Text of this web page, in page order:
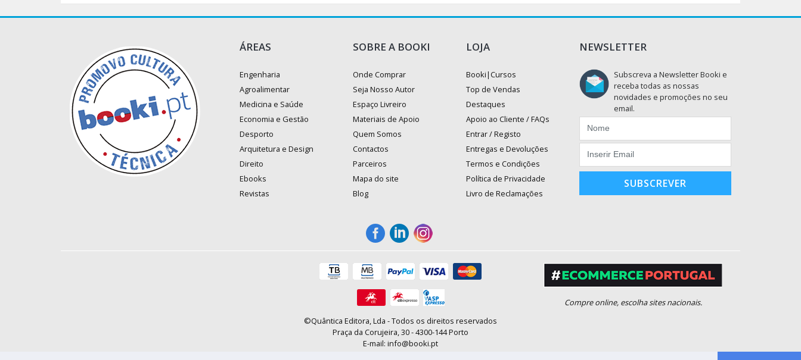
ÁREAS
Engenharia
Agroalimentar
Medicina e Saúde
Economia e Gestão
Desporto
Arquitetura e Design
Direito
Ebooks
Revistas
SOBRE A BOOKI
Onde Comprar
Seja Nosso Autor
Espaço Livreiro
Materiais de Apoio
Quem Somos
Contactos
Parceiros
Mapa do site
Blog
LOJA
Booki|Cursos
Top de Vendas
Destaques
Apoio ao Cliente / FAQs
Entrar / Registo
Entregas e Devoluções
Termos e Condições
Política de Privacidade
Livro de Reclamações
NEWSLETTER
Subscreva a Newsletter Booki e
receba todas as nossas
novidades e promoções no seu
email.
SUBSCREVER
©Quântica Editora, Lda - Todos os direitos reservados
Praça da Corujeira, 30 - 4300-144 Porto
E-mail: info@booki.pt
Compre online, escolha sites nacionais.